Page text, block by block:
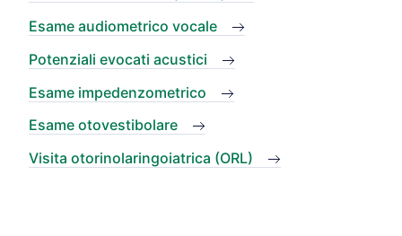
Esame audiometrico vocale
Potenziali evocati acustici
Esame impedenzometrico
Esame otovestibolare
Visita otorinolaringoiatrica (ORL)